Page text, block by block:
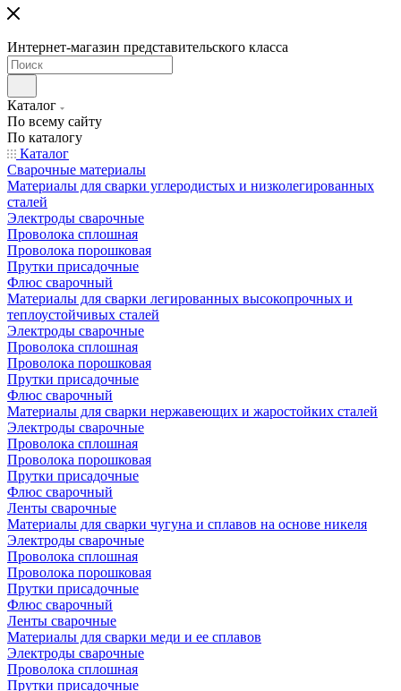
Интернет-магазин представительского класса
Каталог
По всему сайту
По каталогу
Каталог
Сварочные материалы
Материалы для сварки углеродистых и низколегированных
сталей
Электроды сварочные
Проволока сплошная
Проволока порошковая
Прутки присадочные
Флюс сварочный
Материалы для сварки легированных высокопрочных и
теплоустойчивых сталей
Электроды сварочные
Проволока сплошная
Проволока порошковая
Прутки присадочные
Флюс сварочный
Материалы для сварки нержавеющих и жаростойких сталей
Электроды сварочные
Проволока сплошная
Проволока порошковая
Прутки присадочные
Флюс сварочный
Ленты сварочные
Материалы для сварки чугуна и сплавов на основе никеля
Электроды сварочные
Проволока сплошная
Проволока порошковая
Прутки присадочные
Флюс сварочный
Ленты сварочные
Материалы для сварки меди и ее сплавов
Электроды сварочные
Проволока сплошная
Прутки присадочные